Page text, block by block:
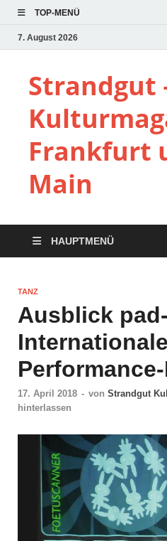
TOP-MENÜ
7. August 2026
Strandgut
Frankfurt
Main
HAUPTMENÜ
TANZ
Ausblick
Internationale
17. April 2018 - von Strandgut
hinterlassen